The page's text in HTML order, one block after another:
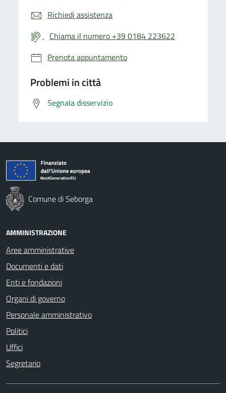
Richiedi assistenza
Chiama il numero +39 0184 223622
Prenota appuntamento
Problemi in città
Segnala disservizio
Comune di Seborga
AMMINISTRAZIONE
Aree amministrative
Documenti e dati
Enti e fondazioni
Organi di governo
Personale amministrativo
Politici
Uffici
Segretario